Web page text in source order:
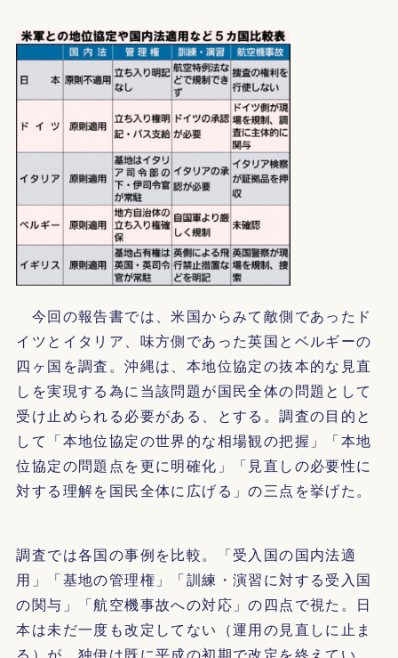
今回の報告書では、米国からみて敵側であったド
イツとイタリア、味方側であった英国とベルギーの
四ヶ国を調査。沖縄は、本地位協定の抜本的な見直
しを実現する為に当該問題が国民全体の問題として
受け止められる必要がある、とする。調査の目的と
して「本地位協定の世界的な相場観の把握」「本地
位協定の問題点を更に明確化」「見直しの必要性に
対する理解を国民全体に広げる」の三点を挙げた。
調査では各国の事例を比較。「受入国の国内法適
用」「基地の管理権」「訓練・演習に対する受入国
の関与」「航空機事故への対応」の四点で視た。日
本は未だ一度も改定してない（運用の見直しに止ま
る）が、独伊は既に平成の初期で改定を終えてい